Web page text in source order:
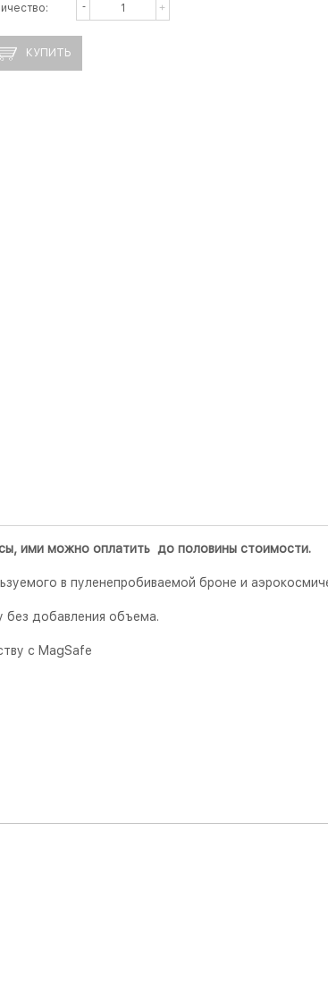
КУПИТЬ
ими можно оплатить до половины стоимости.
в пуленепробиваемой броне и
без добавления объема.
с MagSafe